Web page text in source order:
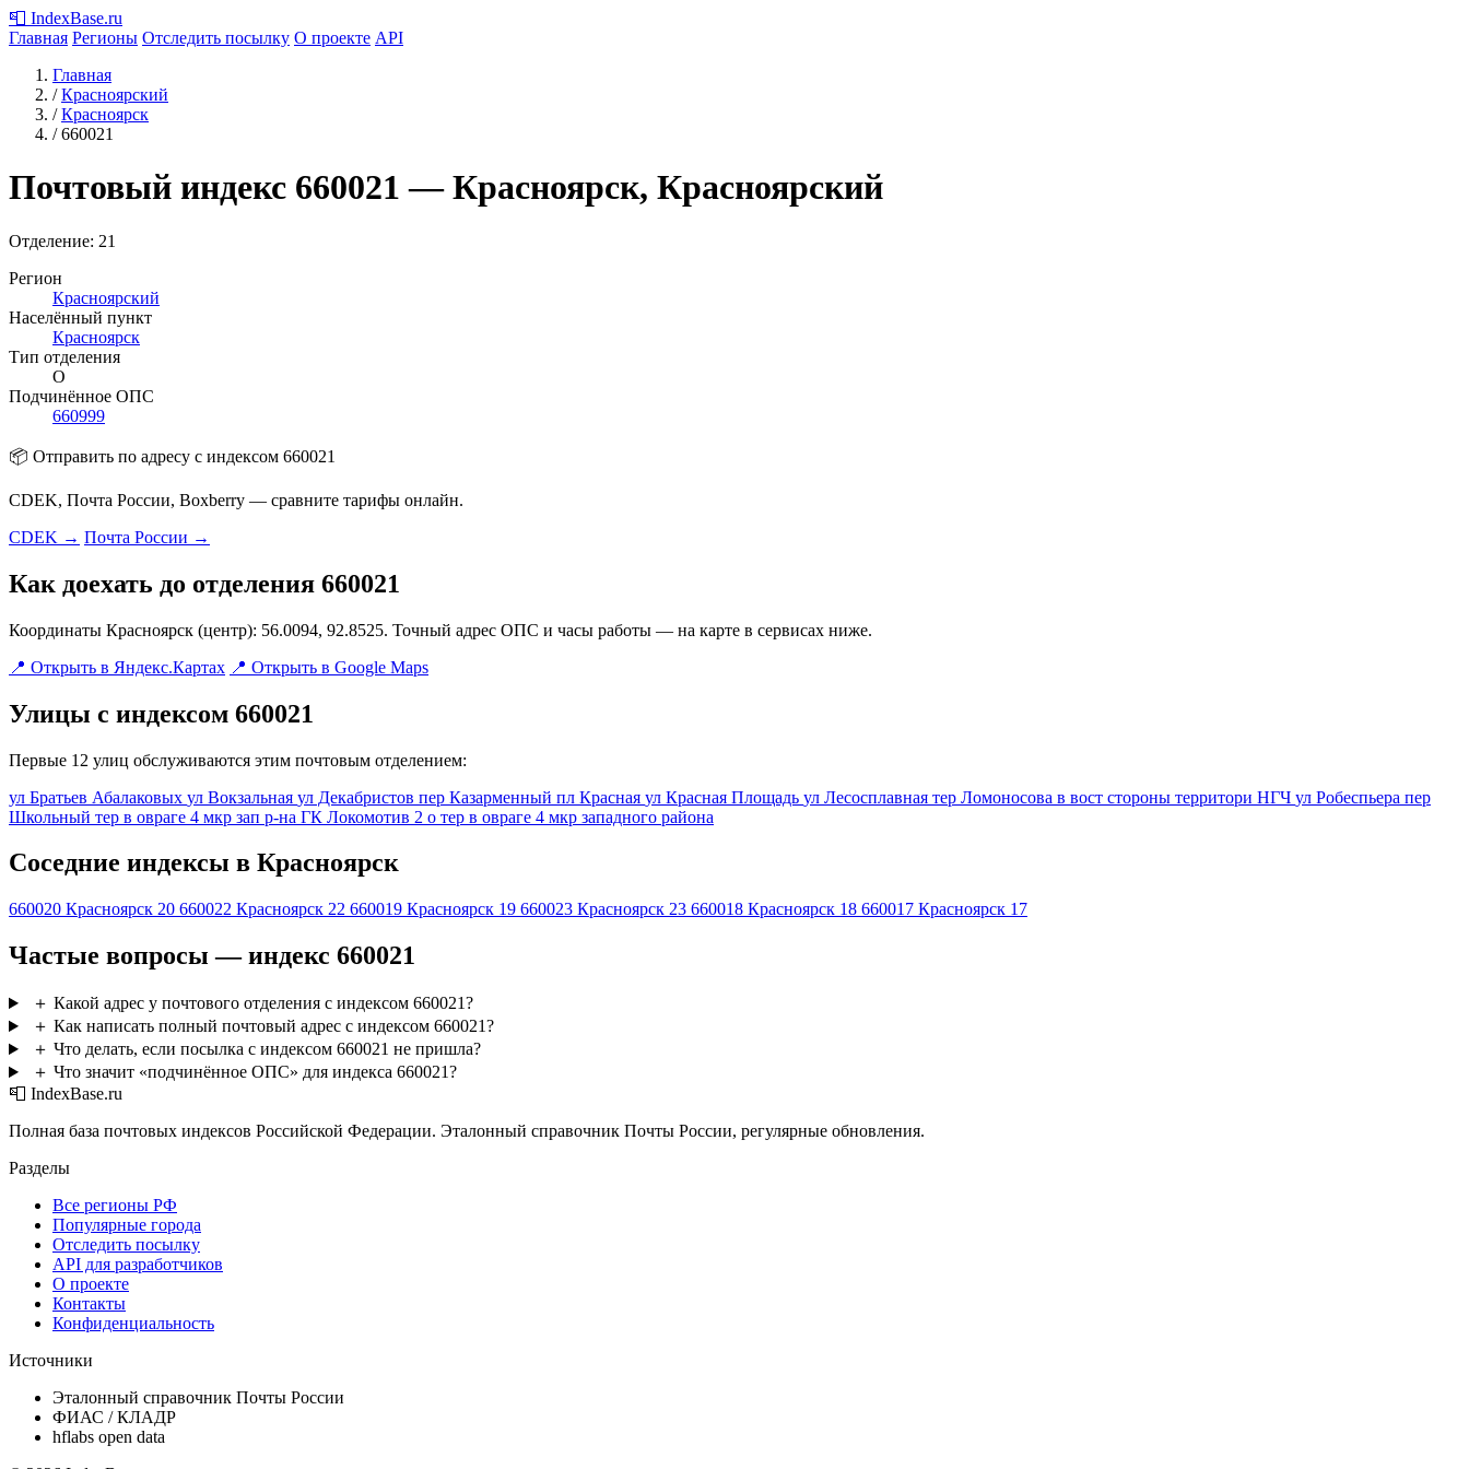
📮 IndexBase.ru
Главная Регионы Отследить посылку О проекте API
Главная
/ Красноярский
/ Красноярск
/ 660021
Почтовый индекс 660021 — Красноярск, Красноярский
Отделение: 21
Регион
Красноярский
Населённый пункт
Красноярск
Тип отделения
О
Подчинённое ОПС
660999
📦 Отправить по адресу с индексом 660021
CDEK, Почта России, Boxberry — сравните тарифы онлайн.
CDEK → Почта России →
Как доехать до отделения 660021
Координаты Красноярск (центр): 56.0094, 92.8525. Точный адрес ОПС и часы работы — на карте в сервисах ниже.
📍 Открыть в Яндекс.Картах 📍 Открыть в Google Maps
Улицы с индексом 660021
Первые 12 улиц обслуживаются этим почтовым отделением:
ул Братьев Абалаковых ул Вокзальная ул Декабристов пер Казарменный пл Красная ул Красная Площадь ул Лесосплавная тер Ломоносова в вост стороны территори НГЧ ул Робеспьера пер
Школьный тер в овраге 4 мкр зап р-на ГК Локомотив 2 о тер в овраге 4 мкр западного района
Соседние индексы в Красноярск
660020 Красноярск 20 660022 Красноярск 22 660019 Красноярск 19 660023 Красноярск 23 660018 Красноярск 18 660017 Красноярск 17
Частые вопросы — индекс 660021
＋ Какой адрес у почтового отделения с индексом 660021?
＋ Как написать полный почтовый адрес с индексом 660021?
＋ Что делать, если посылка с индексом 660021 не пришла?
＋ Что значит «подчинённое ОПС» для индекса 660021?
📮 IndexBase.ru
Полная база почтовых индексов Российской Федерации. Эталонный справочник Почты России, регулярные обновления.
Разделы
Все регионы РФ
Популярные города
Отследить посылку
API для разработчиков
О проекте
Контакты
Конфиденциальность
Источники
Эталонный справочник Почты России
ФИАС / КЛАДР
hflabs open data